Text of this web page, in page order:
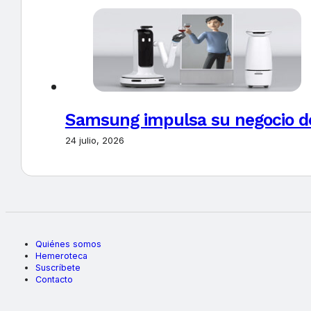
Samsung impulsa su negocio
24 julio, 2026
Quiénes somos
Hemeroteca
Suscríbete
Contacto